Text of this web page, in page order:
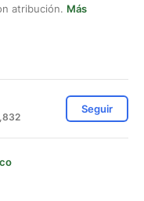
atribución. Más
Seguir